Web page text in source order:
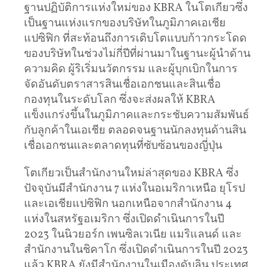
ฐานปฏิบัติการแห่งใหม่ของ KBRA ในโตเกียวซึ่ง
เป็นฐานแห่งแรกของบริษัทในภูมิภาคเอเชีย
แปซิฟิก ที่สะท้อนถึงการเติบโตแบบก้าวกระโดด
ของบริษัทในช่วงไม่กี่ปีที่ผ่านมาในฐานะผู้นำด้าน
ความคิด ผู้ริเริ่มนวัตกรรม และผู้บุกเบิกในการ
จัดอันดับตราสารสินเชื่อเอกชนและสินเชื่อ
กองทุนในระดับโลก ซึ่งจะส่งผลให้ KBRA
แข็งแกร่งขึ้นในภูมิภาคและกระชับความสัมพันธ์
กับลูกค้าในเอเชีย ตลอดจนฐานนักลงทุนด้านสิน
เชื่อเอกชนและตลาดทุนที่ซับซ้อนของญี่ปุ่น
โตเกียวเป็นสำนักงานใหม่ล่าสุดของ KBRA ซึ่ง
ปัจจุบันมีสำนักงาน 7 แห่งในอเมริกาเหนือ ยุโรป
และเอเชียแปซิฟิก นอกเหนือจากสำนักงาน 4
แห่งในสหรัฐอเมริกา ซึ่งเปิดดำเนินการในปี
2023 ในนิวยอร์ก เพนซิลเวเนีย แมริแลนด์ และ
สำนักงานในชิคาโก ซึ่งเปิดดำเนินการในปี 2023